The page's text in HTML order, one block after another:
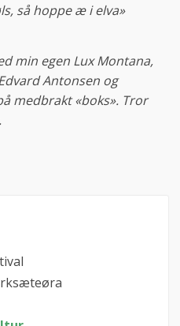
så hoppe æ i elva»
min egen Lux Montana,
Antonsen og
medbrakt «boks». Tror